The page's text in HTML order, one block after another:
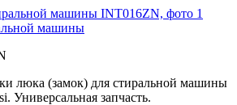
машины
люка (замок) для стиральной машины
Универсальная запчасть.